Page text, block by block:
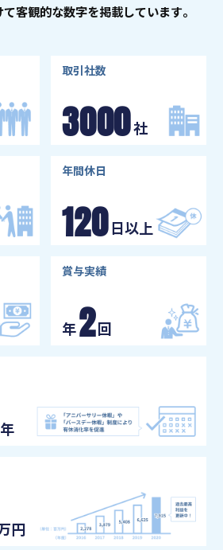
て客観的な数字を掲載しています。
取引社数
3000社
年間休日
120 日以上
賞与実績
年2 回
円